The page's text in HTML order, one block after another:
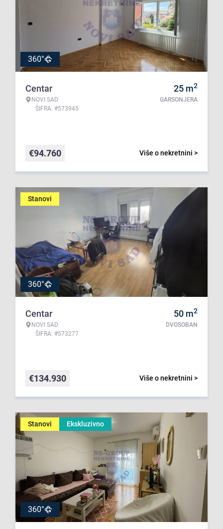
360°
Centar
NOVI SAD
ŠIFRA: #573945
25 m2
GARSONJERA
Više o nekretnini >
€94.760
Stanovi
360°
Centar
NOVI SAD
ŠIFRA: #573277
50 m2
DVOSOBAN
Više o nekretnini >
€134.930
Stanovi Ekskluzivno
360°